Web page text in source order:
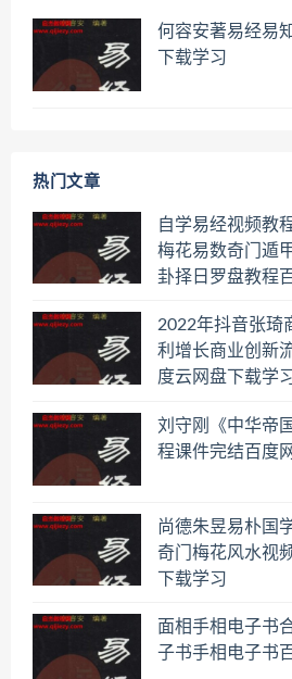
何容安著易经易
下载学习
热门文章
自学易经视频教
梅花易数奇门遁
卦择日罗盘教程
2022年抖音张琦
利增长商业创新
度云网盘下载学
刘守刚《中华帝
程课件完结百度
尚德朱昱易朴国
奇门梅花风水视
下载学习
面相手相电子书
子书手相电子书